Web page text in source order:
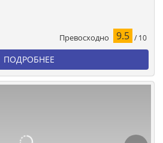
Превосходно 9.5 / 10
ПОДРОБНЕЕ